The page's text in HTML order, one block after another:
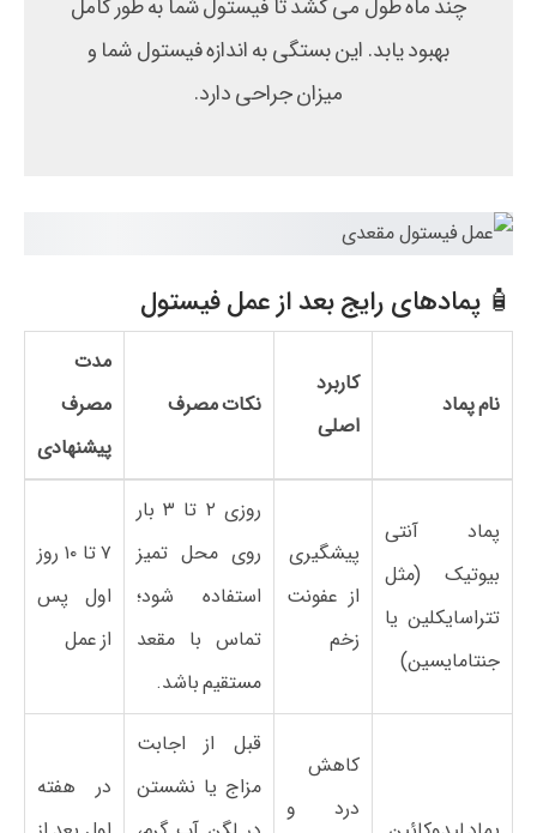
چند ماه طول می کشد تا فیستول شما به طور کامل
بهبود یابد. این بستگی به اندازه فیستول شما و
میزان جراحی دارد.
🧴 پمادهای رایج بعد از عمل فیستول
نام پماد
کاربرد
اصلی
نکات مصرف
مدت
مصرف
پیشنهادی
پماد آنتی
بیوتیک (مثل
تتراسایکلین یا
جنتامایسین)
پیشگیری
از عفونت
زخم
روزی ۲ تا ۳ بار
روی محل تمیز
استفاده شود؛
تماس با مقعد
مستقیم باشد.
۷ تا ۱۰ روز
اول پس
از عمل
کاهش
درد و
قبل از اجابت
مزاج یا نشستن
در هفته